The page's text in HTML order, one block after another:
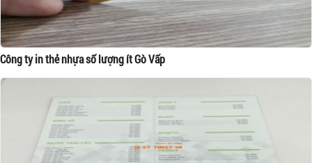
Công ty in thẻ nhựa số lượng ít Gò Vấp